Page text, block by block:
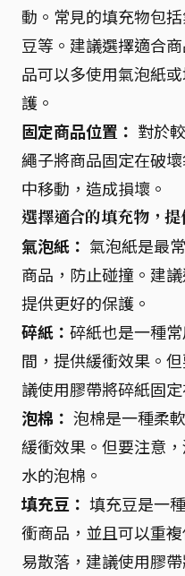
動。常見的填充物包
豆等。建議選擇適合
品可以多使用氣泡紙
護。
固定商品位置： 對於
繩子將商品固定在破
中移動，造成損壞。
選擇適合的填充物，
氣泡紙： 氣泡紙是最
商品，防止碰撞。建
提供更好的保護。
碎紙： 碎紙也是一種
間，提供緩衝效果。
議使用膠帶將碎紙固定
泡棉： 泡棉是一種柔
緩衝效果。但要注意
水的泡棉。
填充豆： 填充豆是一
衝商品，並且可以重
易散落，建議使用膠